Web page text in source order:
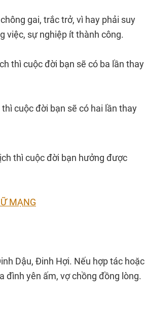
gai, trắc trở, vì hay phải suy
việc, sự nghiệp ít thành công.
thì cuộc đời bạn sẽ có ba lần thay
cuộc đời bạn sẽ có hai lần thay
thì cuộc đời bạn hưởng được
MẠNG
Dậu, Đinh Hợi. Nếu hợp tác hoặc
đình yên ấm, vợ chồng đồng lòng.